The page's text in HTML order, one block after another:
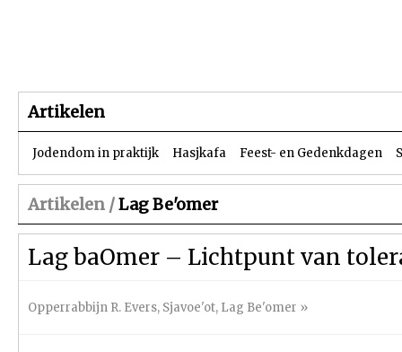
Artikelen
Jodendom in praktijk Hasjkafa Feest- en Gedenkdagen
Artikelen /Lag Be'omer
Lag baOmer – Lichtpunt van
Opperrabbijn R. Evers, Sjavoe'ot, Lag Be'omer »